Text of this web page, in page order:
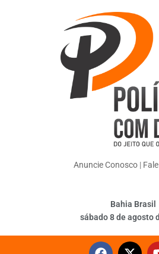
Anuncie Conosco|
Bahia Brasil
sábado 8 de agosto